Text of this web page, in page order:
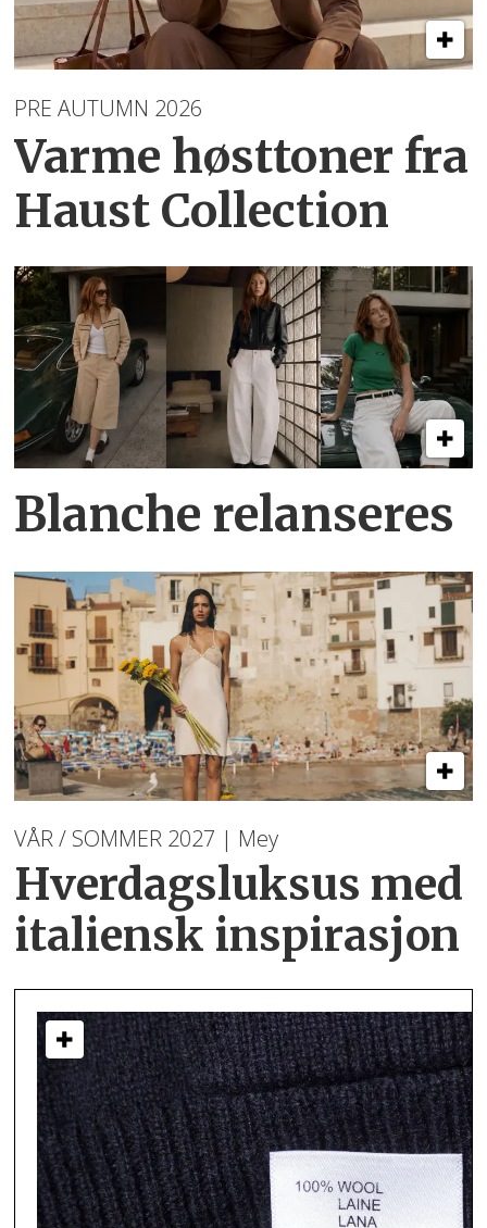
PRE AUTUMN 2026
Varme høsttoner fra
Haust Collection
Blanche relanseres
VÅR / SOMMER 2027 | Mey
Hverdagsluksus med
italiensk inspirasjon